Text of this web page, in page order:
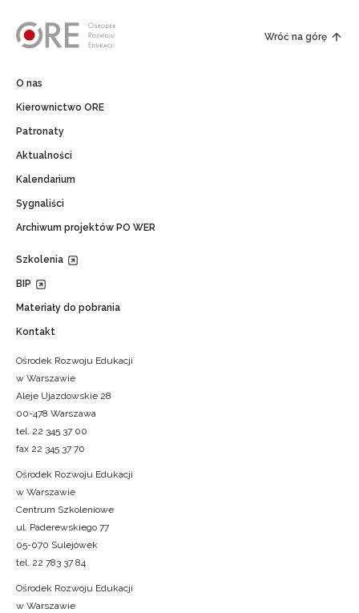
Wróć na górę
O nas
Kierownictwo ORE
Patronaty
Aktualności
Kalendarium
Sygnaliści
Archiwum projektów PO WER
Szkolenia
BIP
Materiały do pobrania
Kontakt
Ośrodek Rozwoju Edukacji
w Warszawie
Aleje Ujazdowskie 28
00-478 Warszawa
tel. 22 345 37 00
fax 22 345 37 70
Ośrodek Rozwoju Edukacji
w Warszawie
Centrum Szkoleniowe
ul. Paderewskiego 77
05-070 Sulejówek
tel. 22 783 37 84
Ośrodek Rozwoju Edukacji
w Warszawie